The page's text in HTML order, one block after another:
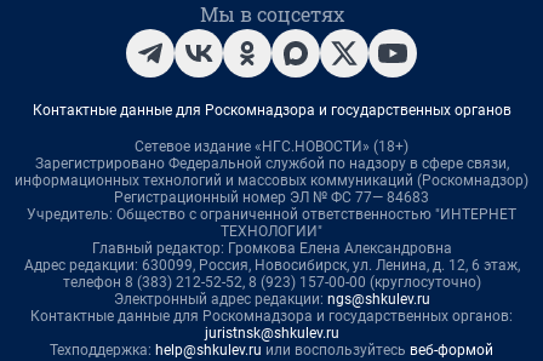
Мы в соцсетях
Контактные данные для Роскомнадзора и государственных органов
Сетевое издание «НГС.НОВОСТИ» (18+)
Зарегистрировано Федеральной службой по надзору в сфере связи,
информационных технологий и массовых коммуникаций (Роскомнадзор)
Регистрационный номер ЭЛ № ФС 77— 84683
Учредитель: Общество с ограниченной ответственностью "ИНТЕРНЕТ
ТЕХНОЛОГИИ"
Главный редактор: Громкова Елена Александровна
Адрес редакции: 630099, Россия, Новосибирск, ул. Ленина, д. 12, 6 этаж,
телефон 8 (383) 212-52-52, 8 (923) 157-00-00 (круглосуточно)
Электронный адрес редакции: ngs@shkulev.ru
Контактные данные для Роскомнадзора и государственных органов:
juristnsk@shkulev.ru
Техподдержка: help@shkulev.ru или воспользуйтесь веб-формой